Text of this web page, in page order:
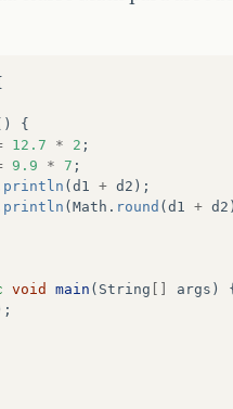
{
12.7 * 2 ;
9.9 * 7 ;
println ( d1 + d2 );
println ( Math . round ( d1 + d2
void main ( String args )